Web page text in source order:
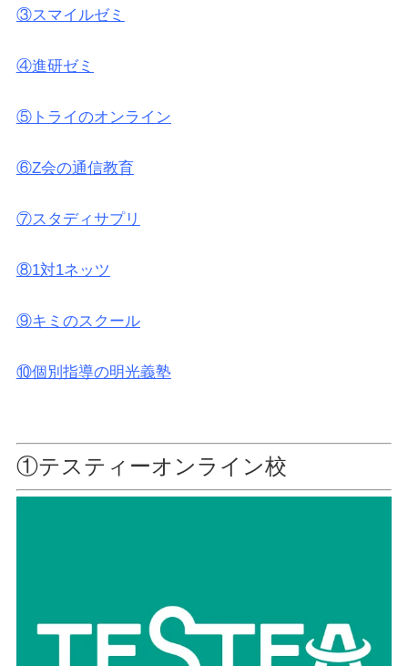
③スマイルゼミ
④進研ゼミ
⑤トライのオンライン
⑥Z会の通信教育
⑦スタディサプリ
⑧1対1ネッツ
⑨キミのスクール
⑩個別指導の明光義塾
①テスティーオンライン校